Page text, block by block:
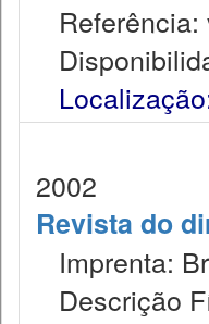
Referência:
2002
Revista do
Imprenta:
Descrição